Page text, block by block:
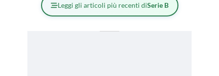
Leggi gli articoli più recenti diSerie B